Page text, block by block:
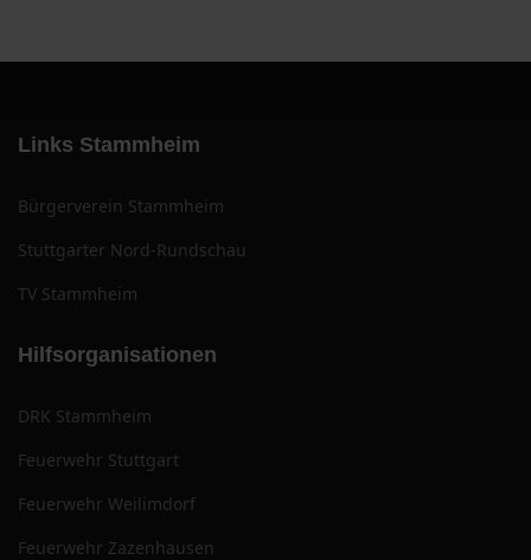
Links Stammheim
Bürgerverein Stammheim
Stuttgarter Nord-Rundschau
TV Stammheim
Hilfsorganisationen
DRK Stammheim
Feuerwehr Stuttgart
Feuerwehr Weilimdorf
Feuerwehr Zazenhausen